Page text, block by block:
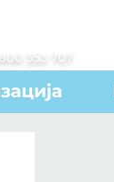
353 707